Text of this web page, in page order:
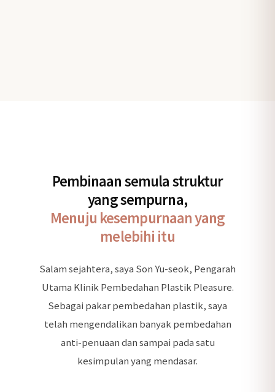
Pembinaan semula struktur
yang sempurna,
Menuju kesempurnaan yang
melebihi itu
Salam sejahtera, saya Son Yu-seok, Pengarah
Utama Klinik Pembedahan Plastik Pleasure.
Sebagai pakar pembedahan plastik, saya
telah mengendalikan banyak pembedahan
anti-penuaan dan sampai pada satu
kesimpulan yang mendasar.